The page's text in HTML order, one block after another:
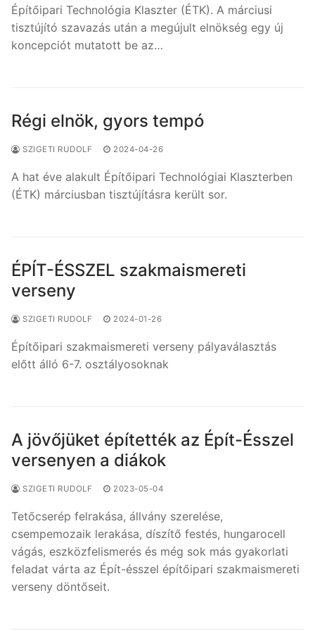
Építőipari Technológia Klaszter (ÉTK). A márciusi
tisztújító szavazás után a megújult elnökség egy új
koncepciót mutatott be az…
Régi elnök, gyors tempó
SZIGETI RUDOLF 2024-04-26
A hat éve alakult Építőipari Technológiai Klaszterben
(ÉTK) márciusban tisztújításra került sor.
ÉPÍT-ÉSSZEL szakmaismereti
verseny
SZIGETI RUDOLF 2024-01-26
Építőipari szakmaismereti verseny pályaválasztás
előtt álló 6-7. osztályosoknak
A jövőjüket építették az Épít-Ésszel
versenyen a diákok
SZIGETI RUDOLF 2023-05-04
Tetőcserép felrakása, állvány szerelése,
csempemozaik lerakása, díszítő festés, hungarocell
vágás, eszközfelismerés és még sok más gyakorlati
feladat várta az Épít-ésszel építőipari szakmaismereti
verseny döntőseit.